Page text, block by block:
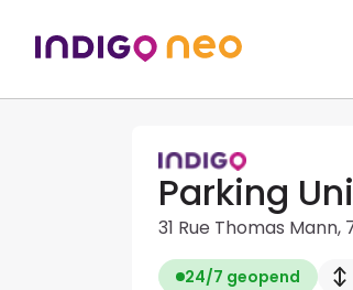
Parking
31 Rue Thomas Mann,
24/7 geopend